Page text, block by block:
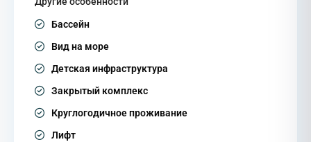
Бассейн
Вид на море
Детская инфраструктура
Закрытый комплекс
Круглогодичное проживание
Лифт